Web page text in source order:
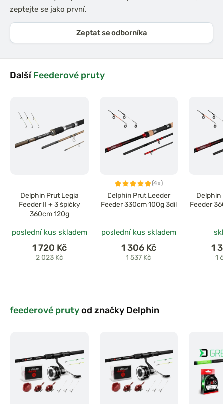
zeptejte se jako první.
Zeptat se odborníka
DalšíFeederové pruty
Delphin Prut Legia
Feeder II + 3 špičky
360cm 120g
poslední kus skladem
1 720 Kč
2 023 Kč
(4x)
Delphin Prut Leeder
Feeder 330cm 100g 3díl
poslední kus skladem
1 306 Kč
1 537 Kč
Delphin
Feeder
1
1
feederové prutyod značky Delphin